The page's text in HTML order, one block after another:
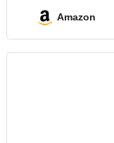
Amazon